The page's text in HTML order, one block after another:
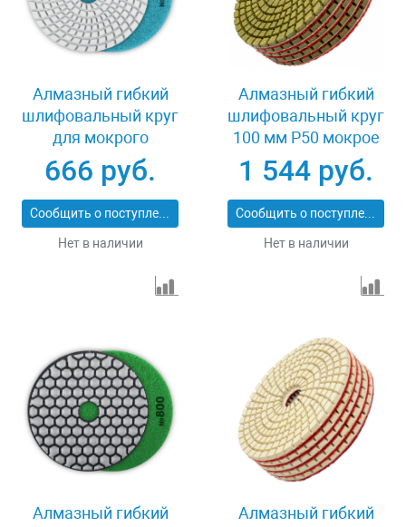
Алмазный гибкий
шлифовальный круг
для мокрого
шлифования 125 мм
Р100 Зубр 29867-100
666 руб.
Сообщить о поступлении
Нет в наличии
Алмазный гибкий
шлифовальный круг
100 мм P50 мокрое
шлифование 5 шт
Matrix 73507
1 544 руб.
Сообщить о поступлении
Нет в наличии
Алмазный гибкий
Алмазный гибкий